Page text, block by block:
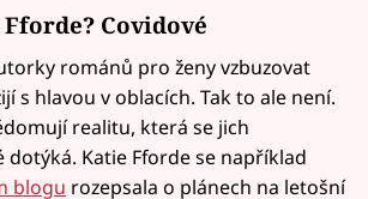
Covidové
románů pro ženy vzbuzovat
s hlavou v oblacích. Tak to ale není.
realitu, která se jich
dotýká. Katie Fforde se například
blogu rozepsala o plánech na letošní